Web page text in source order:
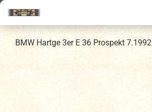
BMW Hartge 3er E 36 Prospekt 7.1992